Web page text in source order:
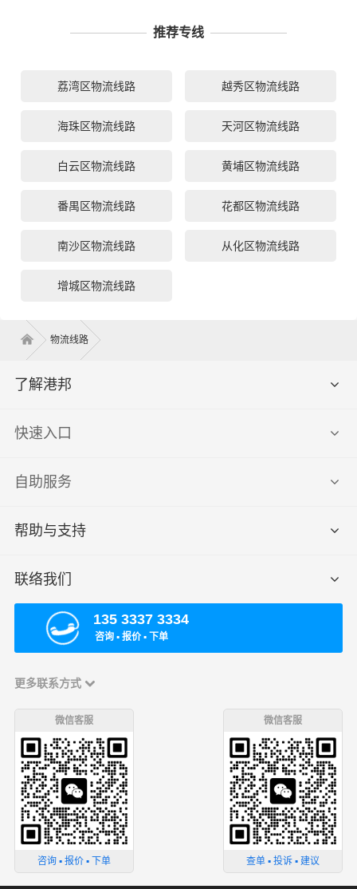
推荐专线
荔湾区物流线路 越秀区物流线路
海珠区物流线路 天河区物流线路
白云区物流线路 黄埔区物流线路
番禺区物流线路 花都区物流线路
南沙区物流线路 从化区物流线路
增城区物流线路
物流线路
了解港邦
快速入口
自助服务
帮助与支持
联络我们
135 3337 3334
咨询 ▪ 报价 ▪ 下单
更多联系方式
微信客服
咨询 ▪ 报价 ▪ 下单
微信客服
查单 ▪ 投诉 ▪ 建议